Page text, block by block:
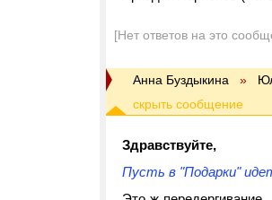
[Нет ответов на это
Анна Буздыкина »
Здравствуйте,
Пусть в "Подарки"